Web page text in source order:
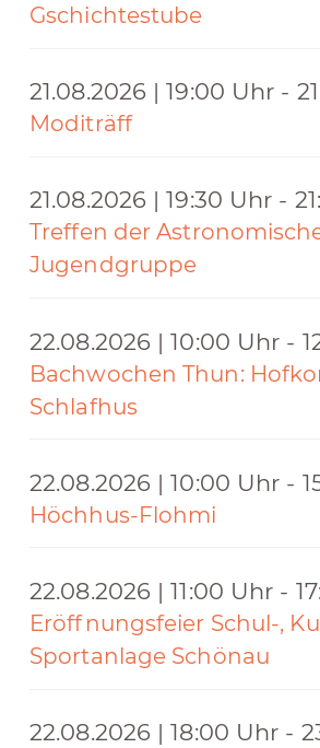
Gschichtestube
21.08.2026 | 19:00 Uhr -
Moditräff
21.08.2026 | 19:30 Uhr -
Treffen der
Jugendgruppe
22.08.2026 | 10:00 Uhr -
Bachwochen Thun:
Schlafhus
22.08.2026 | 10:00 Uhr -
Höchhus-Flohmi
22.08.2026 | 11:00 Uhr -
Eröffnungsfeier Schul-,
Sportanlage Schönau
22.08.2026 | 18:00 Uhr -